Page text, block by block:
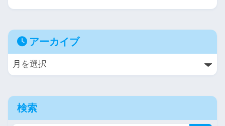
アーカイブ
検索